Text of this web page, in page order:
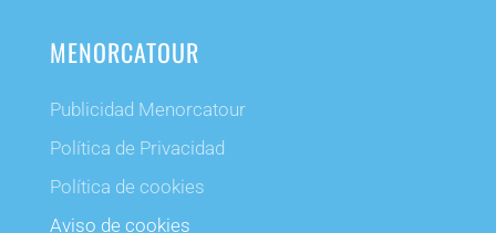
MENORCATOUR
Publicidad Menorcatour
Política de Privacidad
Política de cookies
Aviso de cookies